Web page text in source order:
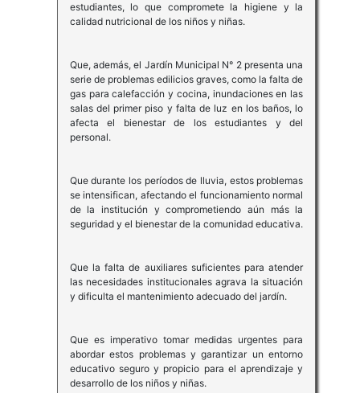
estudiantes, lo que compromete la higiene y la
calidad nutricional de los niños y niñas.
Que, además, el Jardín Municipal N° 2 presenta una
serie de problemas edilicios graves, como la falta de
gas para calefacción y cocina, inundaciones en las
salas del primer piso y falta de luz en los baños, lo
afecta el bienestar de los estudiantes y del
personal.
Que durante los períodos de lluvia, estos problemas
se intensifican, afectando el funcionamiento normal
de la institución y comprometiendo aún más la
seguridad y el bienestar de la comunidad educativa.
Que la falta de auxiliares suficientes para atender
las necesidades institucionales agrava la situación
y dificulta el mantenimiento adecuado del jardín.
Que es imperativo tomar medidas urgentes para
abordar estos problemas y garantizar un entorno
educativo seguro y propicio para el aprendizaje y
desarrollo de los niños y niñas.